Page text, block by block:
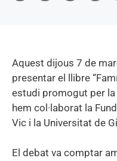
Aquest dijous 7 de
presentar el llibre
estudi promogut per la
hem col·laborat la
Vic i la Universitat de
El debat va comptar